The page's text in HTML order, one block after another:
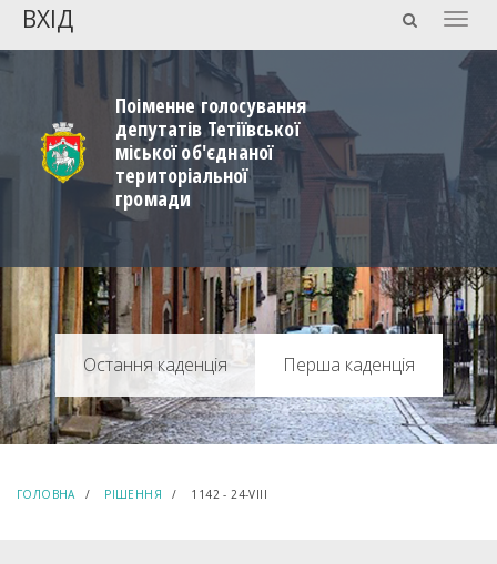
ВХІД
Поіменне голосування
депутатів Тетіївської
міської об'єднаної
територіальної
громади
Перша каденція
ГОЛОВНА РІШЕННЯ 1142 - 24-VIIІ